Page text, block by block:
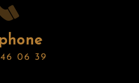
46 06 39